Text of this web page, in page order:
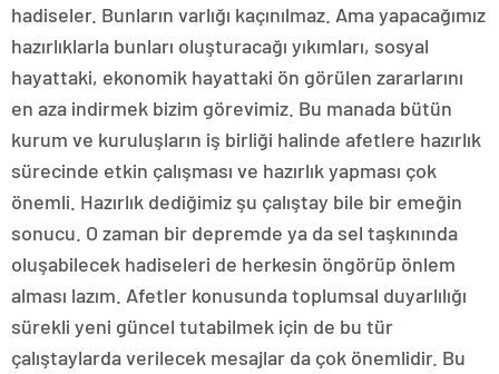
hadiseler. Bunların varlığı kaçınılmaz. Ama yapacağımız
hazırlıklarla bunları oluşturacağı yıkımları, sosyal
hayattaki, ekonomik hayattaki ön görülen zararlarını
en aza indirmek bizim görevimiz. Bu manada bütün
kurum ve kuruluşların iş birliği halinde afetlere hazırlık
sürecinde etkin çalışması ve hazırlık yapması çok
önemli. Hazırlık dediğimiz şu çalıştay bile bir emeğin
sonucu. O zaman bir depremde ya da sel taşkınında
oluşabilecek hadiseleri de herkesin öngörüp önlem
alması lazım. Afetler konusunda toplumsal duyarlılığı
sürekli yeni güncel tutabilmek için de bu tür
çalıştaylarda verilecek mesajlar da çok önemlidir. Bu